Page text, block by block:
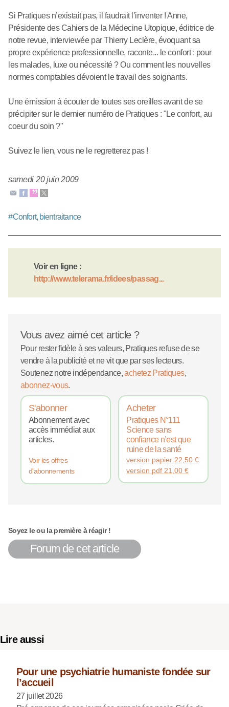
Si Pratiques n’existait pas, il faudrait l’inventer ! Anne,
Présidente des Cahiers de la Médecine Utopique, éditrice de
notre revue, interviewée par Thierry Leclère, évoquant sa
propre expérience professionnelle, raconte... le confort : pour
les malades, luxe ou nécessité ? Ou comment les nouvelles
normes comptables dévoient le travail des soignants.
Une émission à écouter de toutes ses oreilles avant de se
précipiter sur le dernier numéro de Pratiques : "Le confort, au
coeur du soin ?"
Suivez le lien, vous ne le regretterez pas !
samedi 20 juin 2009
#Confort, bientraitance
Voir en ligne :
http://www.telerama.fr/idees/passag...
Vous avez aimé cet article ?
Pour rester fidèle à ses valeurs, Pratiques refuse de se
vendre à la publicité et ne vit que par ses lecteurs.
Soutenez notre indépendance,achetez Pratiques,
abonnez-vous.
S'abonner
Abonnement avec
accès immédiat aux
articles.
Voir les offres
d'abonnements
Acheter
Pratiques N°111
Science sans
confiance n’est que
ruine de la santé
version papier 22,50€
version pdf 21,00€
Soyez le ou la première à réagir !
Forum de cet article
Lire aussi
Pour une psychiatrie humaniste fondée sur
l’accueil
27 juillet 2026